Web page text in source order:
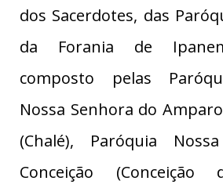
dos Sacerdotes, das
da Forania de
composto pelas
Nossa Senhora do
(Chalé), Paróquia
Conceição (Conceição